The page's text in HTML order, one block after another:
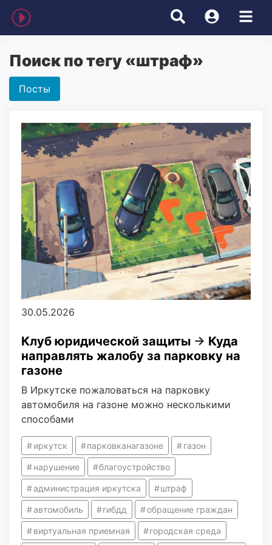
Поиск по тегу «штраф»
Посты
30.05.2026
Клуб юридической защиты → Куда
направлять жалобу за парковку на
газоне
В Иркутске пожаловаться на парковку
автомобиля на газоне можно несколькими
способами
иркутск парковканагазоне газон
нарушение благоустройство
администрация иркутска штраф
автомобиль гибдд обращение граждан
виртуальная приемная городская среда